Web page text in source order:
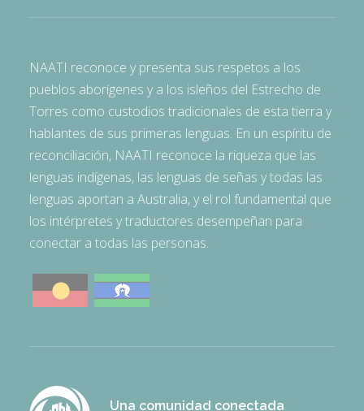
NAATI reconoce y presenta sus respetos a los
pueblos aborígenes y a los isleños del Estrecho de
Torres como custodios tradicionales de esta tierra y
hablantes de sus primeras lenguas. En un espíritu de
reconciliación, NAATI reconoce la riqueza que las
lenguas indígenas, las lenguas de señas y todas las
lenguas aportan a Australia, y el rol fundamental que
los intérpretes y traductores desempeñan para
conectar a todas las personas.
Una comunidad conectada